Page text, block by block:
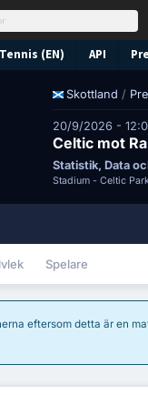
Tennis (EN) API
Skottland /
20/9/2026 -
Celtic mot
Statistik, Data
Stadium - Celtic
Spelare
eftersom detta är en